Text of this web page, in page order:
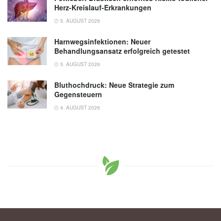
trigeminoautonome Kopfschmerzen, Stand:
Mai 2015,Leitlinien-Detailansicht
Herz-Kreislauf-Erkrankungen
5. AUGUST 2026
Harnwegsinfektionen: Neuer
Behandlungsansatz erfolgreich getestet
5. AUGUST 2026
Bluthochdruck: Neue Strategie zum
Gegensteuern
4. AUGUST 2026